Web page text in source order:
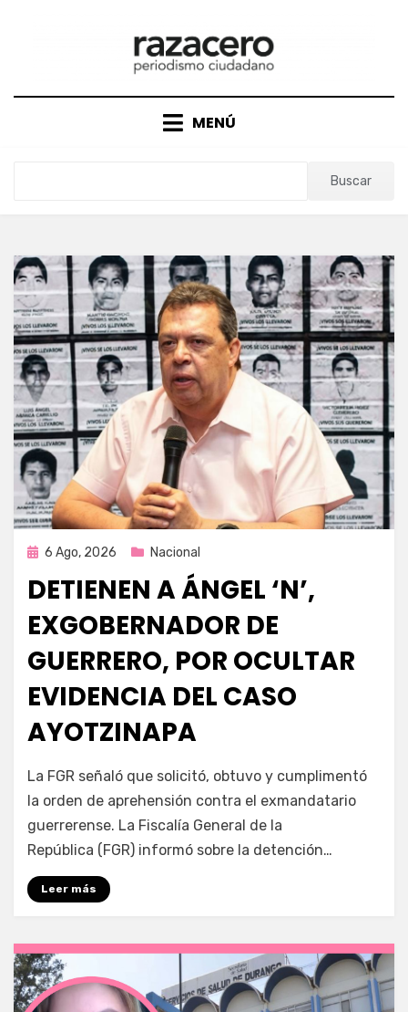
MENÚ
Buscar
Publicada
6 Ago, 2026 Nacional
DETIENEN A ÁNGEL ‘N’,
EXGOBERNADOR DE
GUERRERO, POR OCULTAR
EVIDENCIA DEL CASO
AYOTZINAPA
porFernando Miranda Servín
La FGR señaló que solicitó, obtuvo y cumplimentó
la orden de aprehensión contra el exmandatario
guerrerense. La Fiscalía General de la
República (FGR) informó sobre la detención…
Leer más